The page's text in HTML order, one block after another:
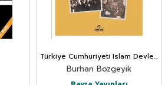
Türkiye Cumhuriyeti Islam Devleti
Olarak Kuruldu
Burhan Bozgeyik